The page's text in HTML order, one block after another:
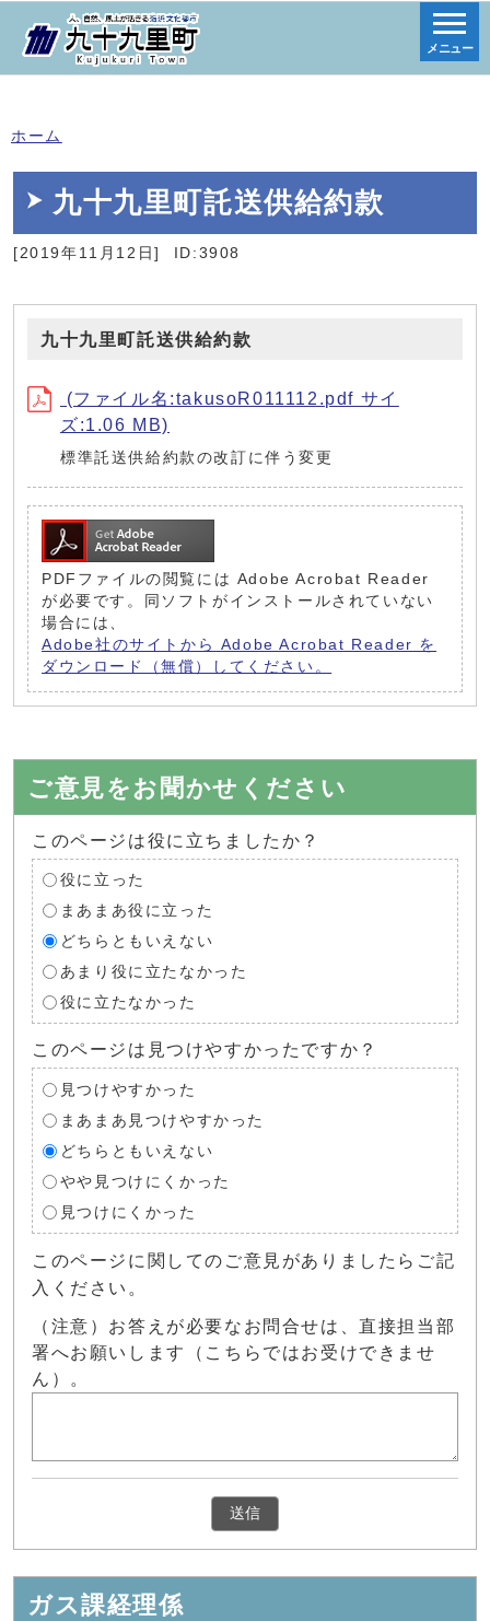
メニュー
ホーム
九十九里町託送供給約款
[2019年11月12日] ID:3908
九十九里町託送供給約款
(ファイル名:takusoR011112.pdf サイ
ズ:1.06 MB)
標準託送供給約款の改訂に伴う変更
PDFファイルの閲覧には Adobe Acrobat Reader
が必要です。同ソフトがインストールされていない
場合には、
Adobe社のサイトから Adobe Acrobat Reader を
ダウンロード（無償）してください。
ご意見をお聞かせください
このページは役に立ちましたか？
役に立った
まあまあ役に立った
どちらともいえない
あまり役に立たなかった
役に立たなかった
このページは見つけやすかったですか？
見つけやすかった
まあまあ見つけやすかった
どちらともいえない
やや見つけにくかった
見つけにくかった
このページに関してのご意見がありましたらご記
入ください。
（注意）お答えが必要なお問合せは、直接担当部
署へお願いします（こちらではお受けできませ
ん）。
ガス課経理係